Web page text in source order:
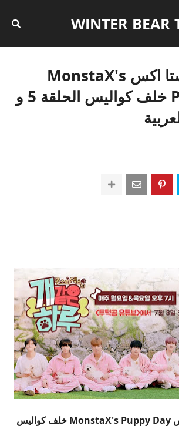
WINTER BEAR
برنامج مونستا اكس MonstaX's
Puppy Day خلف كواليس الحلقة 5 و
برنامج مونستا اكس MonstaX's Puppy Day خلف كواليس